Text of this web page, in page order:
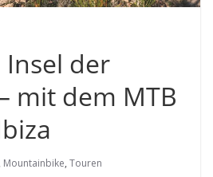
Insel der
mit dem MTB
Mountainbike, Touren